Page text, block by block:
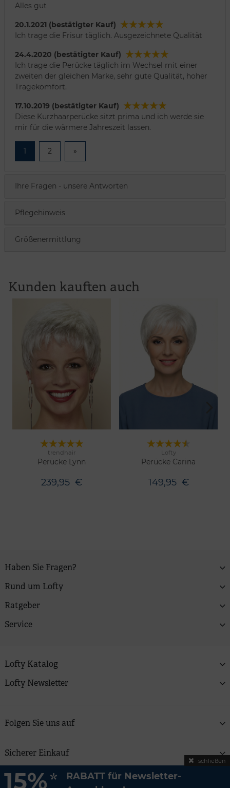
Alles gut
20.1.2021 (bestätigter Kauf)
Ich trage die Frisur täglich. Ausgezeichnete Qualität
24.4.2020 (bestätigter Kauf)
Ich trage die Perücke täglich im Wechsel mit einer
zweiten der gleichen Marke, sehr gute Qualität, hoher
Tragekomfort.
17.10.2019 (bestätigter Kauf)
Diese Kurzhaarperücke sitzt prima und ich werde sie
mir für die wärmere Jahreszeit lassen.
1 2 »
Ihre Fragen - unsere Antworten
Pflegehinweis
Größenermittlung
Kunden kauften auch
13 Farben Merken
trendhair
Perücke Lynn
239,95 €
Lofty
Perücke Carina
149,95 €
Haben Sie Fragen?
Rund um Lofty
Ratgeber
Service
Lofty Katalog
Lofty Newsletter
Folgen Sie uns auf
Sicherer Einkauf
Copyright © 2026 Lofty Zweitfrisuren GmbH | Alle Preise
15%*
RABATT für Newsletter-
schließen